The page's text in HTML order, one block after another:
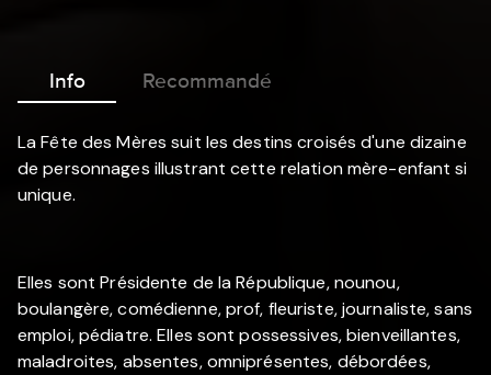
Info Recommandé
La Fête des Mères suit les destins croisés d'une dizaine
de personnages illustrant cette relation mère-enfant si
unique.
Elles sont Présidente de la République, nounou,
boulangère, comédienne, prof, fleuriste, journaliste, sans
emploi, pédiatre. Elles sont possessives, bienveillantes,
maladroites, absentes, omniprésentes, débordées,